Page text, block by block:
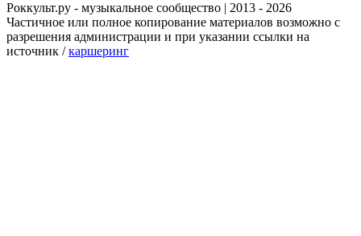
Роккульт.ру - музыкальное сообщество | 2013 - 2026
Частичное или полное копирование материалов возможно с
разрешения администрации и при указании ссылки на
источник /каршеринг